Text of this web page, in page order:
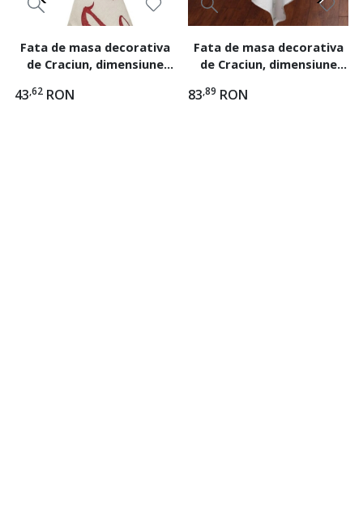
Fata de masa decorativa
de Craciun, dimensiune
43,62 RON
Fata de masa decorativa
de Craciun, dimensiune
83,89 RON